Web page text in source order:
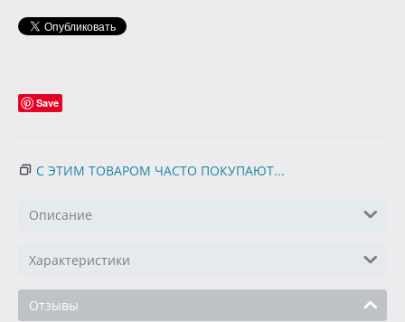
Save
С ЭТИМ ТОВАРОМ ЧАСТО ПОКУПАЮТ...
Описание
Характеристики
Отзывы